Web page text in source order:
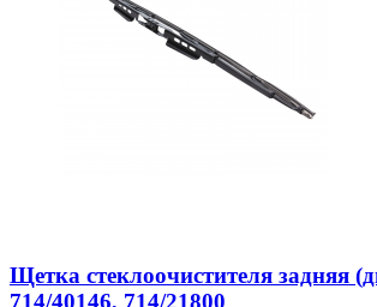
Щетка стеклоочистителя задняя